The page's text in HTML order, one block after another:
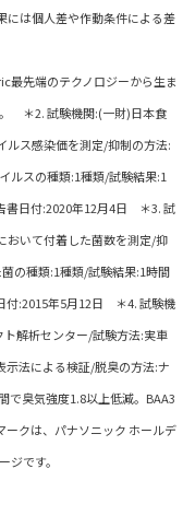
は個人差や作動条件による差
先端のテクノロジーから生ま
＊2. 試験機関:(一財)日本食
ルス感染価を測定/抑制の方法:
ルスの種類:1種類/試験結果:1
書日付:2020年12月4日 ＊3. 試
おいて付着した菌数を測定/抑
の種類:1種類/試験結果:1時間
付:2015年5月12日 ＊4. 試験機
解析センター/試験方法:実車
示法による検証/脱臭の方法:ナ
で臭気強度1.8以上低減。BAA3
クは、パナソニック ホールデ
です。